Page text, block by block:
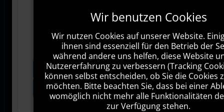
Vorschau
Senden
Zurücksetzen
Wir benutzen Cookies
Wir nutzen Cookies auf unserer Website.
ihnen sind essenziell für den Betrieb der
während andere uns helfen, diese Website
Nutzererfahrung zu verbessern (Tracking
können selbst entscheiden, ob Sie die Cookies
möchten. Bitte beachten Sie, dass bei einer
womöglich nicht mehr alle Funktionalitäten
zur Verfügung stehen.